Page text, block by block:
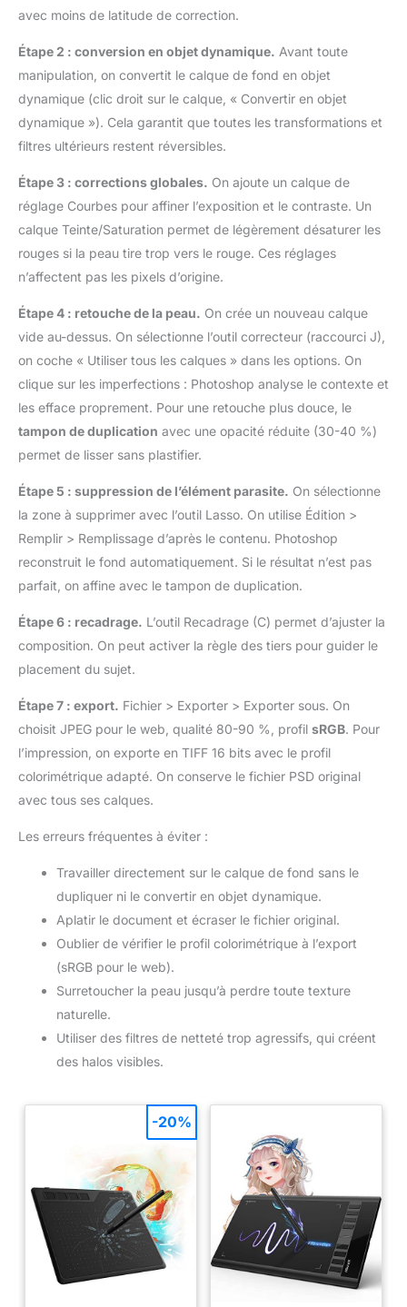
avec moins de latitude de correction.
Étape 2 : conversion en objet dynamique. Avant toute
manipulation, on convertit le calque de fond en objet
dynamique (clic droit sur le calque, « Convertir en objet
dynamique »). Cela garantit que toutes les transformations et
filtres ultérieurs restent réversibles.
Étape 3 : corrections globales. On ajoute un calque de
réglage Courbes pour affiner l’exposition et le contraste. Un
calque Teinte/Saturation permet de légèrement désaturer les
rouges si la peau tire trop vers le rouge. Ces réglages
n’affectent pas les pixels d’origine.
Étape 4 : retouche de la peau. On crée un nouveau calque
vide au-dessus. On sélectionne l’outil correcteur (raccourci J),
on coche « Utiliser tous les calques » dans les options. On
clique sur les imperfections : Photoshop analyse le contexte et
les efface proprement. Pour une retouche plus douce, le
tampon de duplication avec une opacité réduite (30-40 %)
permet de lisser sans plastifier.
Étape 5 : suppression de l’élément parasite. On sélectionne
la zone à supprimer avec l’outil Lasso. On utilise Édition >
Remplir > Remplissage d’après le contenu. Photoshop
reconstruit le fond automatiquement. Si le résultat n’est pas
parfait, on affine avec le tampon de duplication.
Étape 6 : recadrage. L’outil Recadrage (C) permet d’ajuster la
composition. On peut activer la règle des tiers pour guider le
placement du sujet.
Étape 7 : export. Fichier > Exporter > Exporter sous. On
choisit JPEG pour le web, qualité 80-90 %, profil sRGB. Pour
l’impression, on exporte en TIFF 16 bits avec le profil
colorimétrique adapté. On conserve le fichier PSD original
avec tous ses calques.
Les erreurs fréquentes à éviter :
Travailler directement sur le calque de fond sans le
dupliquer ni le convertir en objet dynamique.
Aplatir le document et écraser le fichier original.
Oublier de vérifier le profil colorimétrique à l’export
(sRGB pour le web).
Surretoucher la peau jusqu’à perdre toute texture
naturelle.
Utiliser des filtres de netteté trop agressifs, qui créent
des halos visibles.
-20%